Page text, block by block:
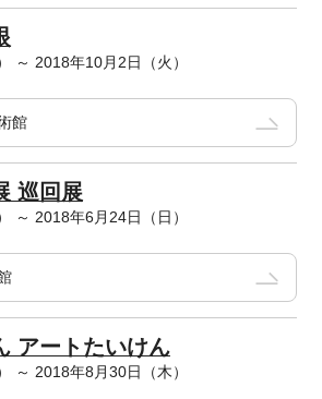
～ 2018年10月2日（火）
館
巡回展
～ 2018年6月24日（日）
アートたいけん
～ 2018年8月30日（木）